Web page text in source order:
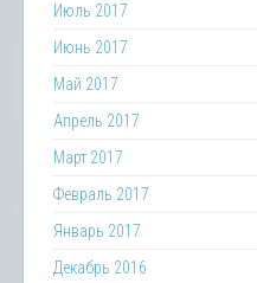
Июль 2017
Июнь 2017
Май 2017
Апрель 2017
Март 2017
Февраль 2017
Январь 2017
Декабрь 2016